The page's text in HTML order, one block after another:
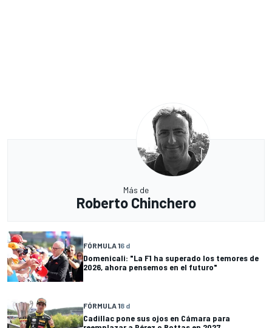
Más de
Roberto Chinchero
FÓRMULA 16 d
Domenicali: "La F1 ha superado los temores de
2026, ahora pensemos en el futuro"
FÓRMULA 18 d
Cadillac pone sus ojos en Cámara para